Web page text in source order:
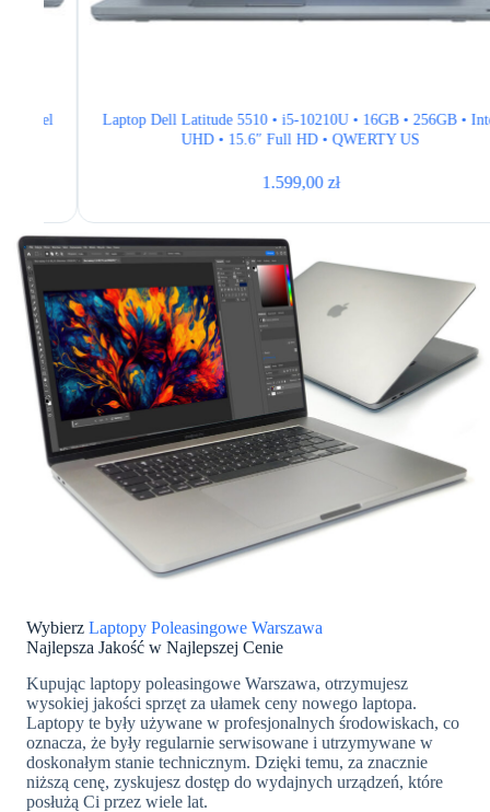
Laptop Dell Latitude 5510 • i5-10210U • 16GB • 256GB • Intel
UHD • 15.6″ Full HD • QWERTY US
1.599,00zł
Wybierz Laptopy Poleasingowe Warszawa
Najlepsza Jakość w Najlepszej Cenie
Kupując laptopy poleasingowe Warszawa, otrzymujesz
wysokiej jakości sprzęt za ułamek ceny nowego laptopa.
Laptopy te były używane w profesjonalnych środowiskach, co
oznacza, że były regularnie serwisowane i utrzymywane w
doskonałym stanie technicznym. Dzięki temu, za znacznie
niższą cenę, zyskujesz dostęp do wydajnych urządzeń, które
posłużą Ci przez wiele lat.